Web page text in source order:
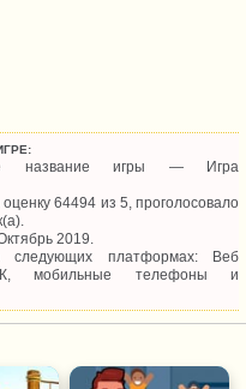
название игры — Игра
64494 из 5, проголосовало
2019.
следующих платформах: Веб
мобильные телефоны и